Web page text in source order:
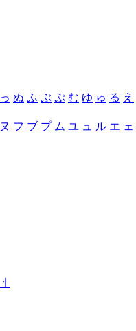
っ ぬ ふ ぶ ぷ む ゆ ゅ る え
ヌ フ ブ プ ム ユ ュ ル エ ェ
ㆎ